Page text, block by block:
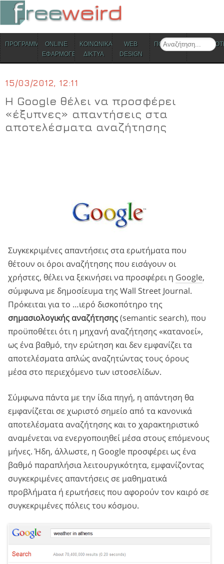
Search
Skip to content
ΠΡΟΓΡΑΜΜΑΤΑONLINE
ΕΦΑΡΜΟΓΕΣ
ΚΟΙΝΩΝΙΚΑ
ΔΙΚΤΥΑ
WEB
DESIGN
ΠΟΛΙΤΙΣΜΟΣ
15/03/2012, 12:11
Η Google θέλει να προσφέρει
«έξυπνες» απαντήσεις στα
αποτελέσματα αναζήτησης
Συγκεκριμένες απαντήσεις στα ερωτήματα που
θέτουν οι όροι αναζήτησης που εισάγουν οι
χρήστες, θέλει να ξεκινήσει να προσφέρει η Google,
σύμφωνα με δημοσίευμα της Wall Street Journal.
Πρόκειται για το …ιερό δισκοπότηρο της
σημασιολογικής αναζήτησης(semantic search), που
προϋποθέτει ότι η μηχανή αναζήτησης «κατανοεί»,
ως ένα βαθμό, την ερώτηση και δεν εμφανίζει τα
αποτελέσματα απλώς αναζητώντας τους όρους
μέσα στο περιεχόμενο των ιστοσελίδων.
Σύμφωνα πάντα με την ίδια πηγή, η απάντηση θα
εμφανίζεται σε χωριστό σημείο από τα κανονικά
αποτελέσματα αναζήτησης και το χαρακτηριστικό
αναμένεται να ενεργοποιηθεί μέσα στους επόμενους
μήνες. Ήδη, άλλωστε, η Google προσφέρει ως ένα
βαθμό παραπλήσια λειτουργικότητα, εμφανίζοντας
συγκεκριμένες απαντήσεις σε μαθηματικά
προβλήματα ή ερωτήσεις που αφορούν τον καιρό σε
συγκεκριμένες πόλεις του κόσμου.